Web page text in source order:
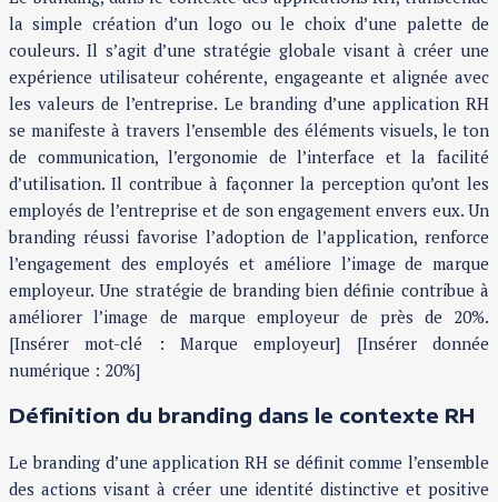
la simple création d’un logo ou le choix d’une palette de
couleurs. Il s’agit d’une stratégie globale visant à créer une
expérience utilisateur cohérente, engageante et alignée avec
les valeurs de l’entreprise. Le branding d’une application RH
se manifeste à travers l’ensemble des éléments visuels, le ton
de communication, l’ergonomie de l’interface et la facilité
d’utilisation. Il contribue à façonner la perception qu’ont les
employés de l’entreprise et de son engagement envers eux. Un
branding réussi favorise l’adoption de l’application, renforce
l’engagement des employés et améliore l’image de marque
employeur. Une stratégie de branding bien définie contribue à
améliorer l’image de marque employeur de près de 20%.
[Insérer mot-clé : Marque employeur] [Insérer donnée
numérique : 20%]
Définition du branding dans le contexte RH
Le branding d’une application RH se définit comme l’ensemble
des actions visant à créer une identité distinctive et positive